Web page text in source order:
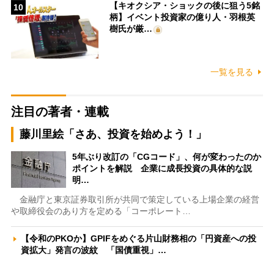
10
【キオクシア・ショックの後に狙う5銘
柄】イベント投資家の億り人・羽根英
樹氏が厳…
一覧を見る
注目の著者・連載
藤川里絵「さあ、投資を始めよう！」
5年ぶり改訂の「CGコード」、何が変わったのか
ポイントを解説 企業に成長投資の具体的な説
明…
金融庁と東京証券取引所が共同で策定している上場企業の経営
や取締役会のあり方を定める「コーポレート…
【令和のPKOか】GPIFをめぐる片山財務相の「円資産への投
資拡大」発言の波紋 「国債重視」…